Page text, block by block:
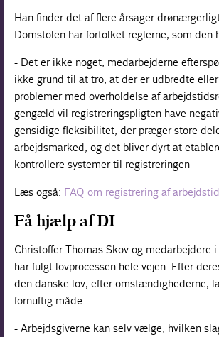
Han finder det af flere årsager
Domstolen har fortolket reglerne, som den
- Det er ikke noget, medarbejderne
ikke grund til at tro, at der er udbredte
problemer med overholdelse af
gengæld vil registreringspligten have
gensidige fleksibilitet, der præger store
arbejdsmarked, og det bliver dyrt at
kontrollere systemer til registreringen
Læs også: FAQ om registrering af arbejdstid
Få hjælp af DI
Christoffer Thomas Skov og medarbejdere
har fulgt lovprocessen hele vejen. Efter
den danske lov, efter omstændighederne,
fornuftig måde.
- Arbejdsgiverne kan selv vælge, hvilken